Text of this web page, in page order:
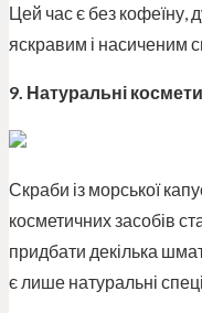
Цей час є без кофеїну,
яскравим і насиченим
9. Натуральні
Скраби із морської
косметичних засобів
придбати декілька
є лише натуральні